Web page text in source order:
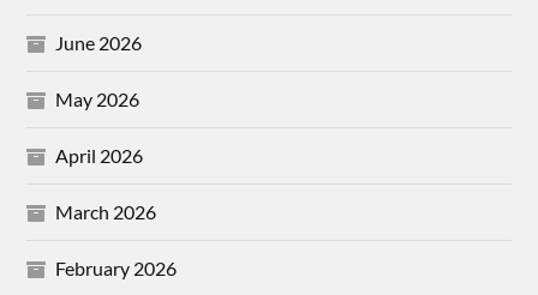
June 2026
May 2026
April 2026
March 2026
February 2026